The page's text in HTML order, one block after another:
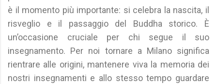
è il momento più importante: si celebra la nascita, il
risveglio e il passaggio del Buddha storico. È
un’occasione cruciale per chi segue il suo
insegnamento. Per noi tornare a Milano significa
rientrare alle origini, mantenere viva la memoria dei
nostri insegnamenti e allo stesso tempo guardare